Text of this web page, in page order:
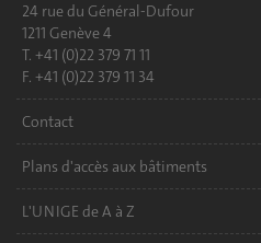
24 rue du Général-Dufour
1211 Genève 4
T. +41 (0)22 379 71 11
F. +41 (0)22 379 11 34
Contact
Plans d'accès aux bâtiments
L'UNIGE de A à Z